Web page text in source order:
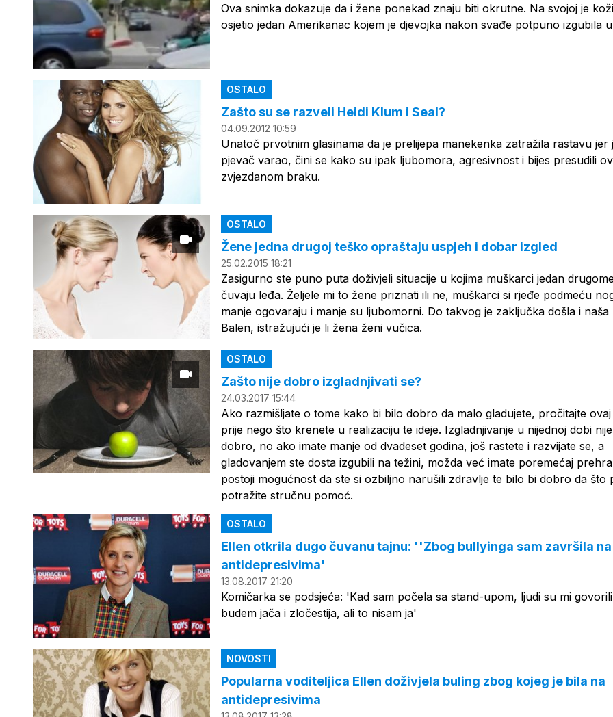
Ova snimka dokazuje da i žene ponekad znaju biti okrutne. Na svojoj je
osjetio jedan Amerikanac kojem je djevojka nakon svađe potpuno izgubila
OSTALO
Zašto su se razveli Heidi Klum i Seal?
04.09.2012 10:59
Unatoč prvotnim glasinama da je prelijepa manekenka zatražila rastavu jer
pjevač varao, čini se kako su ipak ljubomora, agresivnost i bijes presudili
zvjezdanom braku.
OSTALO
Žene jedna drugoj teško opraštaju uspjeh i dobar izgled
25.02.2015 18:21
Zasigurno ste puno puta doživjeli situacije u kojima muškarci jedan
čuvaju leđa. Željele mi to žene priznati ili ne, muškarci si rjeđe podmeću
manje ogovaraju i manje su ljubomorni. Do takvog je zaključka došla i naša
Balen, istražujući je li žena ženi vučica.
OSTALO
Zašto nije dobro izgladnjivati se?
24.03.2017 15:44
Ako razmišljate o tome kako bi bilo dobro da malo gladujete, pročitajte
prije nego što krenete u realizaciju te ideje. Izgladnjivanje u nijednoj dobi nije
dobro, no ako imate manje od dvadeset godina, još rastete i razvijate se, a
gladovanjem ste dosta izgubili na težini, možda već imate poremećaj
postoji mogućnost da ste si ozbiljno narušili zdravlje te bilo bi dobro da što
potražite stručnu pomoć.
OSTALO
Ellen otkrila dugo čuvanu tajnu: ''Zbog bullyinga sam završila na
antidepresivima'
13.08.2017 21:20
Komičarka se podsjeća: 'Kad sam počela sa stand-upom, ljudi su mi
budem jača i zločestija, ali to nisam ja'
NOVOSTI
Popularna voditeljica Ellen doživjela buling zbog kojeg je bila na
antidepresivima